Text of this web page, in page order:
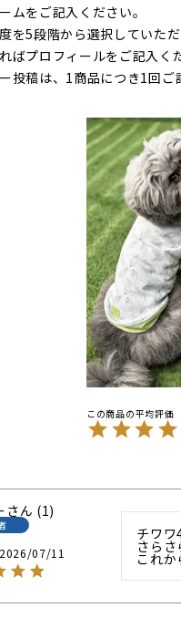
ムをご記入ください。
を5段階から選択していた
ばプロフィールをご記入く
投稿は、1商品につき1回ご
1
2026/07/11
チワ
さら
これ